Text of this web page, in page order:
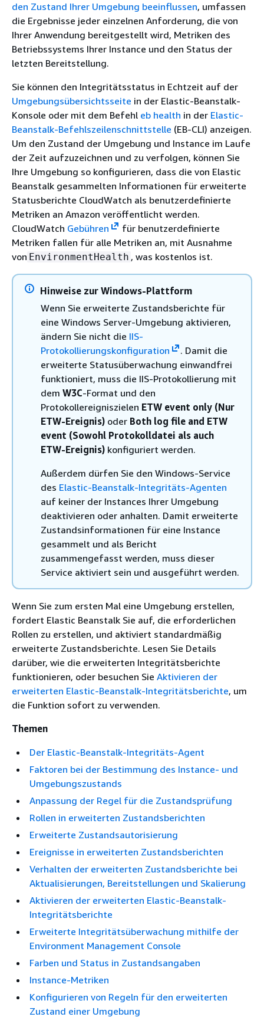
den Zustand Ihrer Umgebung beeinflussen, umfassen
die Ergebnisse jeder einzelnen Anforderung, die von
Ihrer Anwendung bereitgestellt wird, Metriken des
Betriebssystems Ihrer Instance und den Status der
letzten Bereitstellung.
Sie können den Integritätsstatus in Echtzeit auf der
Umgebungsübersichtsseite in der Elastic-Beanstalk-
Konsole oder mit dem Befehl eb health in der Elastic-
Beanstalk-Befehlszeilenschnittstelle (EB-CLI) anzeigen.
Um den Zustand der Umgebung und Instance im Laufe
der Zeit aufzuzeichnen und zu verfolgen, können Sie
Ihre Umgebung so konfigurieren, dass die von Elastic
Beanstalk gesammelten Informationen für erweiterte
Statusberichte CloudWatch als benutzerdefinierte
Metriken an Amazon veröffentlicht werden.
CloudWatch Gebühren
für benutzerdefinierte
Metriken fallen für alle Metriken an, mit Ausnahme
von EnvironmentHealth , was kostenlos ist.
Hinweise zur Windows-Plattform
Wenn Sie erweiterte Zustandsberichte für
eine Windows Server-Umgebung aktivieren,
ändern Sie nicht die IIS-
Protokollierungskonfiguration
. Damit die
erweiterte Statusüberwachung einwandfrei
funktioniert, muss die IIS-Protokollierung mit
dem W3C-Format und den
Protokollereigniszielen ETW event only (Nur
ETW-Ereignis) oder Both log file and ETW
event (Sowohl Protokolldatei als auch
ETW-Ereignis) konfiguriert werden.
Außerdem dürfen Sie den Windows-Service
des Elastic-Beanstalk-Integritäts-Agenten
auf keiner der Instances Ihrer Umgebung
deaktivieren oder anhalten. Damit erweiterte
Zustandsinformationen für eine Instance
gesammelt und als Bericht
zusammengefasst werden, muss dieser
Service aktiviert sein und ausgeführt werden.
Wenn Sie zum ersten Mal eine Umgebung erstellen,
fordert Elastic Beanstalk Sie auf, die erforderlichen
Rollen zu erstellen, und aktiviert standardmäßig
erweiterte Zustandsberichte. Lesen Sie Details
darüber, wie die erweiterten Integritätsberichte
funktionieren, oder besuchen Sie Aktivieren der
erweiterten Elastic-Beanstalk-Integritätsberichte, um
die Funktion sofort zu verwenden.
Themen
Der Elastic-Beanstalk-Integritäts-Agent
Faktoren bei der Bestimmung des Instance- und
Umgebungszustands
Anpassung der Regel für die Zustandsprüfung
Rollen in erweiterten Zustandsberichten
Erweiterte Zustandsautorisierung
Ereignisse in erweiterten Zustandsberichten
Verhalten der erweiterten Zustandsberichte bei
Aktualisierungen, Bereitstellungen und Skalierung
Aktivieren der erweiterten Elastic-Beanstalk-
Integritätsberichte
Erweiterte Integritätsüberwachung mithilfe der
Environment Management Console
Farben und Status in Zustandsangaben
Instance-Metriken
Konfigurieren von Regeln für den erweiterten
Zustand einer Umgebung